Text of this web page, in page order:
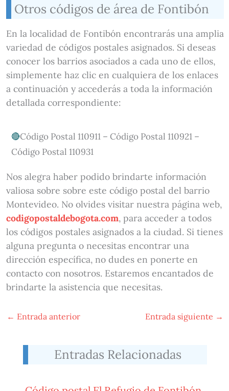
Otros códigos de área de Fontibón
En la localidad de Fontibón encontrarás una amplia
variedad de códigos postales asignados. Si deseas
conocer los barrios asociados a cada uno de ellos,
simplemente haz clic en cualquiera de los enlaces
a continuación y accederás a toda la información
detallada correspondiente:
Código Postal 110911 – Código Postal 110921 –
Código Postal 110931
Nos alegra haber podido brindarte información
valiosa sobre sobre este código postal del barrio
Montevideo. No olvides visitar nuestra página web,
codigopostaldebogota.com, para acceder a todos
los códigos postales asignados a la ciudad. Si tienes
alguna pregunta o necesitas encontrar una
dirección específica, no dudes en ponerte en
contacto con nosotros. Estaremos encantados de
brindarte la asistencia que necesitas.
← Entrada anterior Entrada siguiente →
Entradas Relacionadas